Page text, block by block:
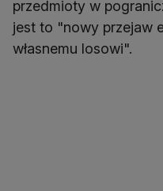
przedmioty w
jest to "nowy przejaw
własnemu losowi".